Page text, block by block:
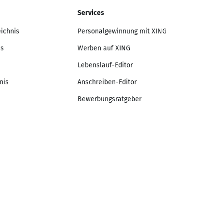
Services
Personalgewinnung mit XING
Werben auf XING
Lebenslauf-Editor
Anschreiben-Editor
Bewerbungsratgeber